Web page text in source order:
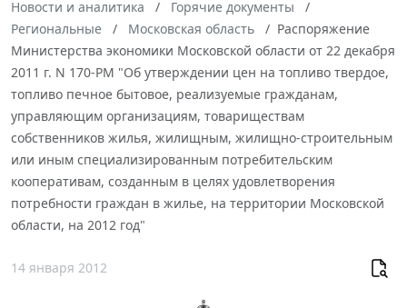
Новости и аналитика
Горячие документы
Региональные
Московская область
Распоряжение
Министерства экономики Московской области от 22 декабря
2011 г. N 170-РМ "Об утверждении цен на топливо твердое,
топливо печное бытовое, реализуемые гражданам,
управляющим организациям, товариществам
собственников жилья, жилищным, жилищно-строительным
или иным специализированным потребительским
кооперативам, созданным в целях удовлетворения
потребности граждан в жилье, на территории Московской
области, на 2012 год"
14 января 2012